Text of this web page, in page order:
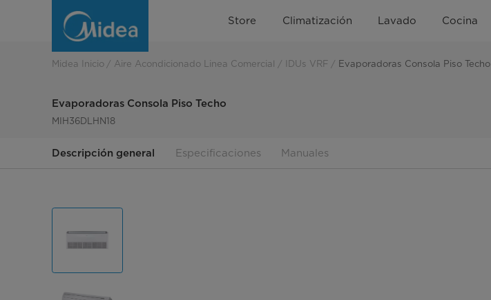
Evaporadoras
Consola
Store Climatización Lavado Cocina
Midea Inicio Aire Acondicionado Linea Comercial IDUs VRF Evaporadoras Consola Piso Techo
Evaporadoras Consola Piso Techo
MIH36DLHN18
Descripción general Especificaciones Manuales